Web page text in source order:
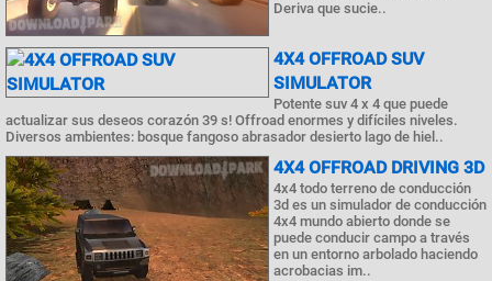
Deriva que sucie..
4X4 OFFROAD SUV
SIMULATOR
Potente suv 4 x 4 que puede
actualizar sus deseos corazón 39 s! Offroad enormes y difíciles niveles.
Diversos ambientes: bosque fangoso abrasador desierto lago de hiel..
4X4 OFFROAD DRIVING 3D
4x4 todo terreno de conducción
3d es un simulador de conducción
4x4 mundo abierto donde se
puede conducir campo a través
en un entorno arbolado haciendo
acrobacias im..